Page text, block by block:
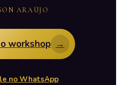
ARAÚJO
workshop →
no WhatsApp